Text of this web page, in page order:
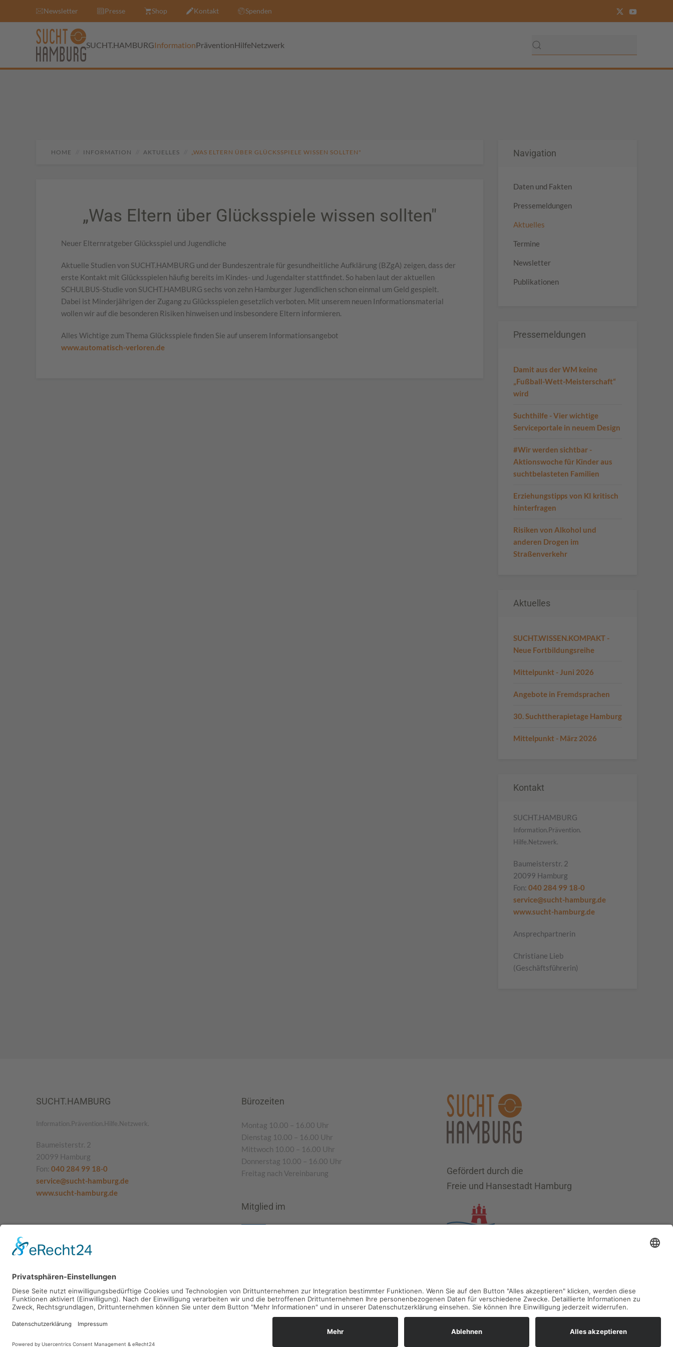
Newsletter Presse Shop Kontakt Spenden
SUCHT.HAMBURGInformationPräventionHilfeNetzwerk
HOME INFORMATION AKTUELLES „WAS ELTERN ÜBER GLÜCKSSPIELE WISSEN SOLLTEN"
„Was Eltern über Glücksspiele wissen sollten"
Neuer Elternratgeber Glücksspiel und Jugendliche
Aktuelle Studien von SUCHT.HAMBURG und der Bundeszentrale für gesundheitliche Aufklärung (BZgA) zeigen, dass der
erste Kontakt mit Glücksspielen häufig bereits im Kindes- und Jugendalter stattfindet. So haben laut der aktuellen
SCHULBUS-Studie von SUCHT.HAMBURG sechs von zehn Hamburger Jugendlichen schon einmal um Geld gespielt.
Dabei ist Minderjährigen der Zugang zu Glücksspielen gesetzlich verboten. Mit unserem neuen Informationsmaterial
wollen wir auf die besonderen Risiken hinweisen und insbesondere Eltern informieren.
Alles Wichtige zum Thema Glücksspiele finden Sie auf unserem Informationsangebot
www.automatisch-verloren.de
Navigation
Daten und Fakten
Pressemeldungen
Aktuelles
Termine
Newsletter
Publikationen
Pressemeldungen
Damit aus der WM keine
„Fußball-Wett-Meisterschaft“
wird
Suchthilfe - Vier wichtige
Serviceportale in neuem Design
#Wir werden sichtbar -
Aktionswoche für Kinder aus
suchtbelasteten Familien
Erziehungstipps von KI kritisch
hinterfragen
Risiken von Alkohol und
anderen Drogen im
Straßenverkehr
Aktuelles
SUCHT.WISSEN.KOMPAKT -
Neue Fortbildungsreihe
Mittelpunkt - Juni 2026
Angebote in Fremdsprachen
30. Suchttherapietage Hamburg
Mittelpunkt - März 2026
Kontakt
SUCHT.HAMBURG
Information.Prävention.
Hilfe.Netzwerk.
Baumeisterstr. 2
20099 Hamburg
Fon: 040 284 99 18-0
service@sucht-hamburg.de
www.sucht-hamburg.de
Ansprechpartnerin
Christiane Lieb
(Geschäftsführerin)
SUCHT.HAMBURG
Information.Prävention.Hilfe.Netzwerk.
Baumeisterstr. 2
20099 Hamburg
Fon: 040 284 99 18-0
service@sucht-hamburg.de
www.sucht-hamburg.de
Bürozeiten
Montag 10.00 – 16.00 Uhr
Dienstag 10.00 – 16.00 Uhr
Mittwoch 10.00 – 16.00 Uhr
Donnerstag 10.00 – 16.00 Uhr
Freitag nach Vereinbarung
Mitglied im
Gefördert durch die
Freie und Hansestadt Hamburg
Impressum